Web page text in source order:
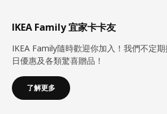
IKEA Family 宜家卡卡友
IKEA Family隨時歡迎你加入！我們不定
日優惠及各類驚喜贈品！
了解更多